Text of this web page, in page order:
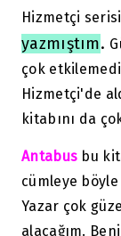
Hizmetçi
yazmıştım.
çok
Hizmetçi'de
kitabını da
Antabus bu
cümleye böyle
Yazar çok
alacağım.